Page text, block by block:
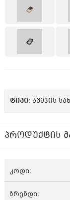
ᲢᲘᲞᲘ: ავეჯის
პროდუქტის
კოდი
ბრენდი